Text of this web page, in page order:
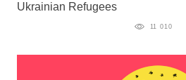
Ukrainian Refugees
11 010